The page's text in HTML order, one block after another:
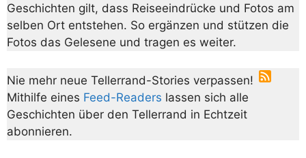
Geschichten gilt, dass Reiseeindrücke und Fotos am
selben Ort entstehen. So ergänzen und stützen die
Fotos das Gelesene und tragen es weiter.
Nie mehr neue Tellerrand-Stories verpassen!
Mithilfe eines Feed-Readers lassen sich alle
Geschichten über den Tellerrand in Echtzeit
abonnieren.